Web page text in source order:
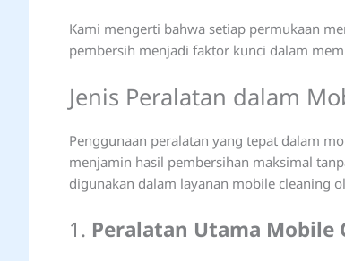
Kami mengerti bahwa setiap permukaan
pembersih menjadi faktor kunci dalam
Jenis Peralatan dalam
Penggunaan peralatan yang tepat dalam
menjamin hasil pembersihan maksimal
digunakan dalam layanan mobile cleaning
1. Peralatan Utama Mobile